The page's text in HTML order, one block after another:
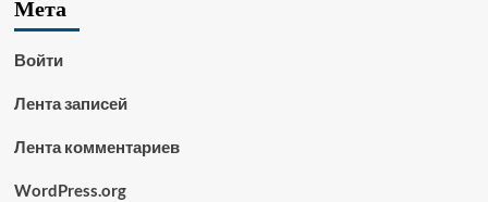
Мета
Войти
Лента записей
Лента комментариев
WordPress.org